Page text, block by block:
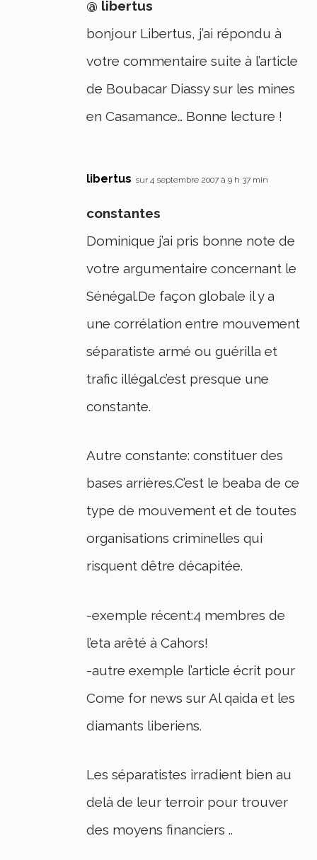
@ libertus
bonjour Libertus, j’ai répondu à
votre commentaire suite à l’article
de Boubacar Diassy sur les mines
en Casamance… Bonne lecture !
libertus sur 4 septembre 2007 à 9 h 37 min
constantes
Dominique j’ai pris bonne note de
votre argumentaire concernant le
Sénégal.De façon globale il y a
une corrélation entre mouvement
séparatiste armé ou guérilla et
trafic illégal.c’est presque une
constante.
Autre constante: constituer des
bases arrières.C’est le beaba de ce
type de mouvement et de toutes
organisations criminelles qui
risquent dêtre décapitée.
-exemple récent:4 membres de
l’eta arêté à Cahors!
-autre exemple l’article écrit pour
Come for news sur Al qaida et les
diamants liberiens.
Les séparatistes irradient bien au
delà de leur terroir pour trouver
des moyens financiers ..